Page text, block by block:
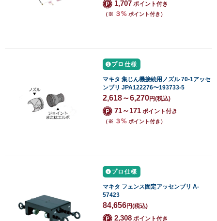
1,707 ポイント付き
（※ ３% ポイント付き）
プロ仕様
マキタ 集じん機接続用ノズル 70-1アッセ
ンブリ JPA122276〜193733-5
2,618～6,270円(税込)
71～171 ポイント付き
（※ ３% ポイント付き）
プロ仕様
マキタ フェンス固定アッセンブリ A-
57423
84,656円(税込)
2,308 ポイント付き